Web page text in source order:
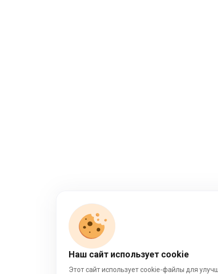
Наш сайт использует cookie
Этот сайт использует cookie-файлы для